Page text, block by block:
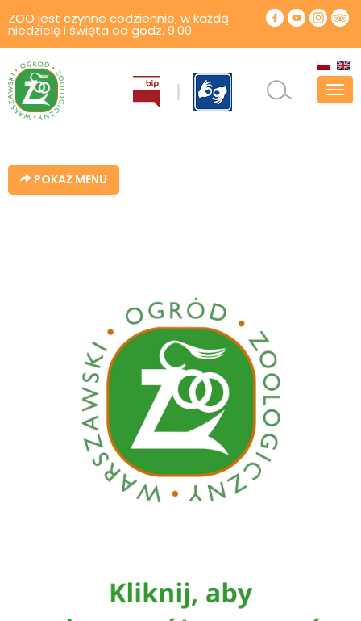
ZOO jest czynne codziennie, w każdą
niedzielę i święta od godz. 9.00.
POKAŻ MENU